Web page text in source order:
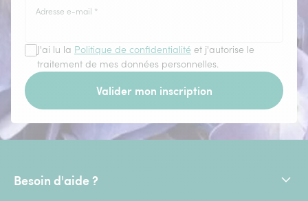
Adresse e-mail *
J'ai lu la Politique de confidentialité et j'autorise le
traitement de mes données personnelles.
Valider mon inscription
Besoin d'aide ?